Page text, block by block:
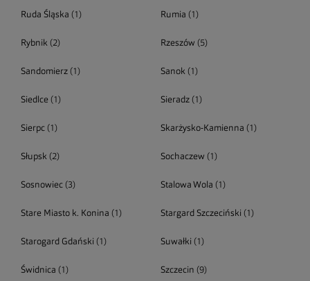
Ruda Śląska (1) Rumia (1)
Rybnik (2) Rzeszów (5)
Sandomierz (1) Sanok(1)
Siedlce (1) Sieradz(1)
Sierpc (1) Skarżysko-Kamienna (1)
Słupsk (2) Sochaczew (1)
Sosnowiec (3) Stalowa Wola (1)
Stare Miasto k. Konina (1) Stargard Szczeciński (1)
Starogard Gdański (1) Suwałki (1)
Świdnica (1) Szczecin (9)